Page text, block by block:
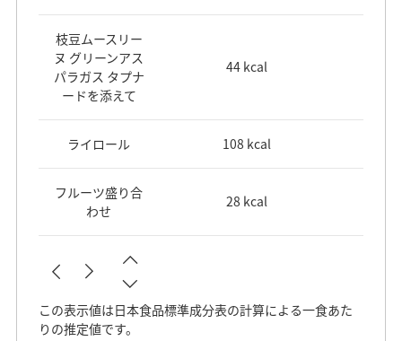
枝豆ムースリー
ヌ グリーンアス
パラガス タプナ
ードを添えて
44 kcal
ライロール 108 kcal
フルーツ盛り合
わせ
28 kcal
この表示値は日本食品標準成分表の計算による一食あた
りの推定値です。